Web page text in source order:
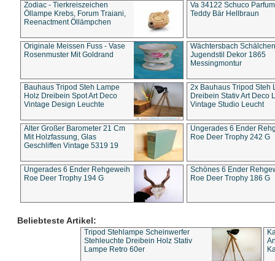
Zodiac - Tierkreiszeichen
Öllampe Krebs, Forum Traiani,
Reenactment Öllämpchen
Va 34122 Schuco
Teddy Bär Hellbraun
Originale Meissen Fuss - Vase
Rosenmuster Mit Goldrand
Wächtersbach Schälchen
Jugendstil Dekor 1865
Messingmontur
Bauhaus Tripod Steh Lampe
Holz Dreibein Spot Art Deco
Vintage Design Leuchte
2x Bauhaus Tripod Steh
Dreibein Stativ Art Deco
Vintage Studio Leucht
Alter Großer Barometer 21 Cm
Mit Holzfassung, Glas
Geschliffen Vintage 5319 19
Ungerades 6 Ender
Roe Deer Trophy 242 G
Ungerades 6 Ender Rehgeweih
Roe Deer Trophy 194 G
Schönes 6 Ender
Roe Deer Trophy 186 G
Beliebteste Artikel:
Tripod Stehlampe Scheinwerfer
Stehleuchte Dreibein Holz Stativ
Lampe Retro 60er